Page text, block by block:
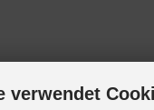
verwendet